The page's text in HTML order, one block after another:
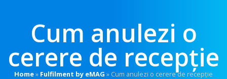
Cum anulezi o
cerere de recepție
Home» Fulfilment by eMAG » Cum anulezi o cerere de recepție